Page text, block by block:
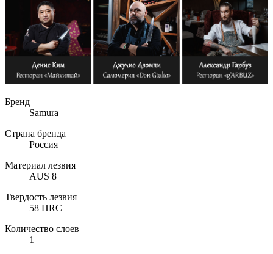
Бренд
Samura
Страна бренда
Россия
Материал лезвия
AUS 8
Твердость лезвия
58 HRC
Количество слоев
1